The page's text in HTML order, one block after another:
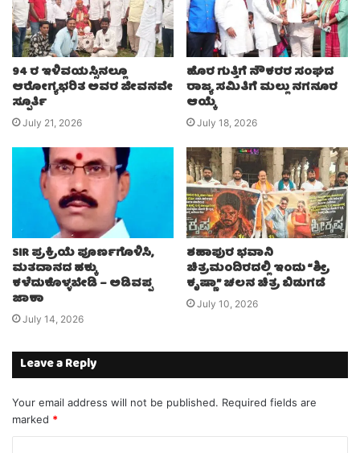
94 ರ ಇಳಿವಯಸ್ಸಿನಲ್ಲೂ
ಆರೋಗ್ಯಭರಿತ ಅವರ ಜೀವನವೇ
ಸ್ಪೂರ್ತಿ
July 21, 2026
ಹೊರ ಗುತ್ತಿಗೆ ನೌಕರರ ಸಂಘದ
ರಾಜ್ಯ ಸಮಿತಿಗೆ ಮಲ್ಲು ನಗನೂರ
ಆಯ್ಕೆ
July 18, 2026
SIR ಪ್ರಕ್ರಿಯೆ ಪೂರ್ಣಗೊಳಿಸಿ,
ಮತದಾನದ ಹಕ್ಕು
ಕಳೆದುಕೊಳ್ಳಬೇಡಿ – ಅಡಿವಪ್ಪ
ಜಾಕಾ
July 14, 2026
ಶಹಾಪುರ ಭವಾನಿ
ಚಿತ್ರಮಂದಿರದಲ್ಲಿ ಇಂದು “ಶ್ರೀ
ಕೃಷ್ಣಾ” ಚಲನ ಚಿತ್ರ ಬಿಡುಗಡೆ
July 10, 2026
Leave a Reply
Your email address will not be published. Required fields are
marked *